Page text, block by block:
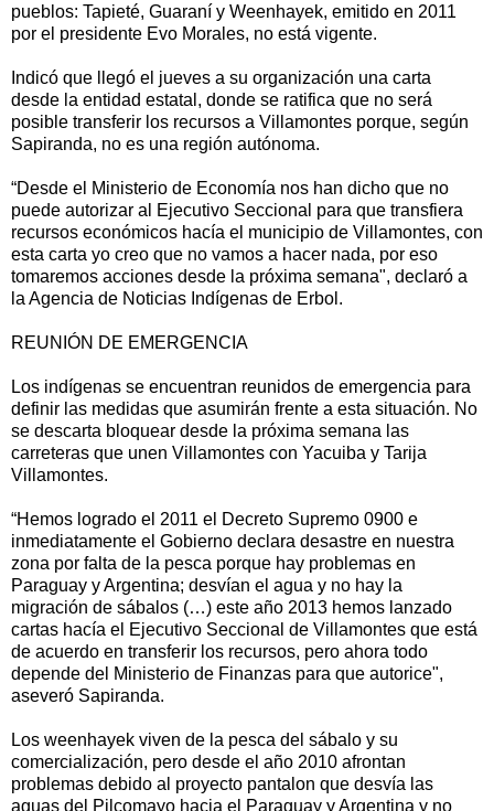
pueblos: Tapieté, Guaraní y Weenhayek, emitido en 2011
por el presidente Evo Morales, no está vigente.
Indicó que llegó el jueves a su organización una carta
desde la entidad estatal, donde se ratifica que no será
posible transferir los recursos a Villamontes porque, según
Sapiranda, no es una región autónoma.
“Desde el Ministerio de Economía nos han dicho que no
puede autorizar al Ejecutivo Seccional para que transfiera
recursos económicos hacía el municipio de Villamontes, con
esta carta yo creo que no vamos a hacer nada, por eso
tomaremos acciones desde la próxima semana", declaró a
la Agencia de Noticias Indígenas de Erbol.
REUNIÓN DE EMERGENCIA
Los indígenas se encuentran reunidos de emergencia para
definir las medidas que asumirán frente a esta situación. No
se descarta bloquear desde la próxima semana las
carreteras que unen Villamontes con Yacuiba y Tarija
Villamontes.
“Hemos logrado el 2011 el Decreto Supremo 0900 e
inmediatamente el Gobierno declara desastre en nuestra
zona por falta de la pesca porque hay problemas en
Paraguay y Argentina; desvían el agua y no hay la
migración de sábalos (…) este año 2013 hemos lanzado
cartas hacía el Ejecutivo Seccional de Villamontes que está
de acuerdo en transferir los recursos, pero ahora todo
depende del Ministerio de Finanzas para que autorice",
aseveró Sapiranda.
Los weenhayek viven de la pesca del sábalo y su
comercialización, pero desde el año 2010 afrontan
problemas debido al proyecto pantalon que desvía las
aguas del Pilcomayo hacia el Paraguay y Argentina y no